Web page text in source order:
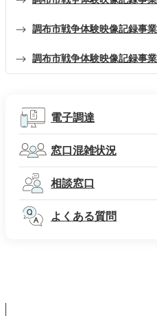
調布市戦争体験映像記録事
調布市戦争体験映像記録事
電子調達
窓口混雑状況
相談窓口
よくある質問